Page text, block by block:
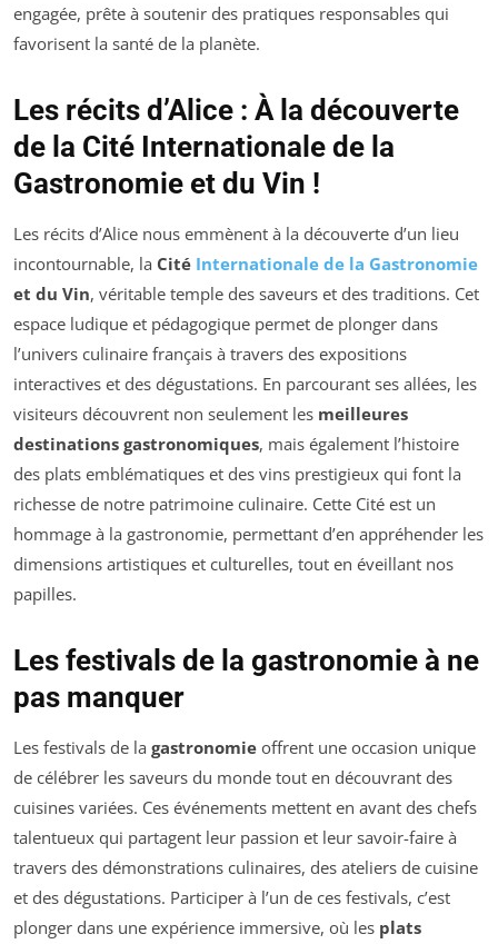
engagée, prête à soutenir des pratiques responsables qui
favorisent la santé de la planète.
Les récits d’Alice : À la découverte
de la Cité Internationale de la
Gastronomie et du Vin !
Les récits d’Alice nous emmènent à la découverte d’un lieu
incontournable, la Cité Internationale de la Gastronomie
et du Vin, véritable temple des saveurs et des traditions. Cet
espace ludique et pédagogique permet de plonger dans
l’univers culinaire français à travers des expositions
interactives et des dégustations. En parcourant ses allées, les
visiteurs découvrent non seulement les meilleures
destinations gastronomiques, mais également l’histoire
des plats emblématiques et des vins prestigieux qui font la
richesse de notre patrimoine culinaire. Cette Cité est un
hommage à la gastronomie, permettant d’en appréhender les
dimensions artistiques et culturelles, tout en éveillant nos
papilles.
Les festivals de la gastronomie à ne
pas manquer
Les festivals de la gastronomie offrent une occasion unique
de célébrer les saveurs du monde tout en découvrant des
cuisines variées. Ces événements mettent en avant des chefs
talentueux qui partagent leur passion et leur savoir-faire à
travers des démonstrations culinaires, des ateliers de cuisine
et des dégustations. Participer à l’un de ces festivals, c’est
plonger dans une expérience immersive, où les plats